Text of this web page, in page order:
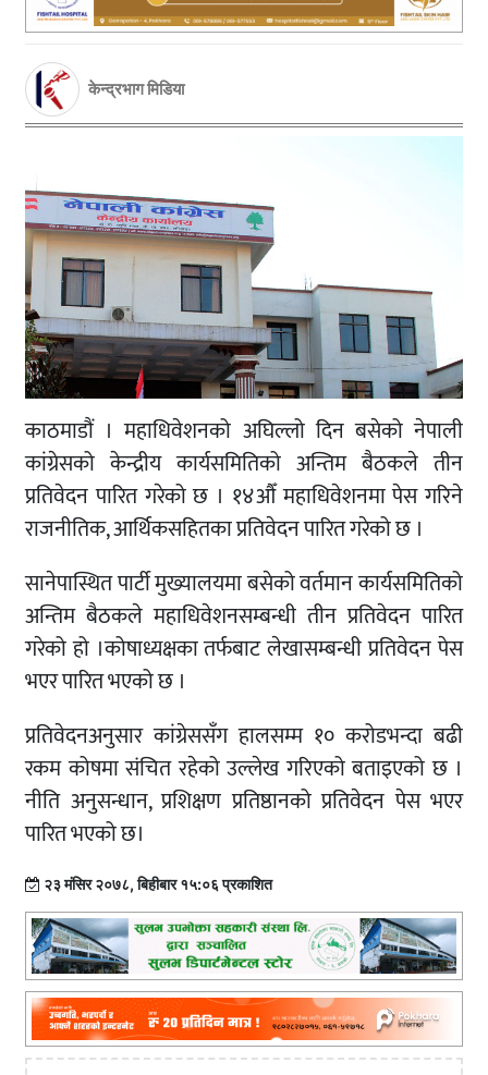
केन्द्रभाग मिडिया
काठमाडौं । महाधिवेशनको अघिल्लो दिन बसेको नेपाली
कांग्रेसको केन्द्रीय कार्यसमितिको अन्तिम बैठकले तीन
प्रतिवेदन पारित गरेको छ । १४औँ महाधिवेशनमा पेस गरिने
राजनीतिक, आर्थिकसहितका प्रतिवेदन पारित गरेको छ ।
सानेपास्थित पार्टी मुख्यालयमा बसेको वर्तमान कार्यसमितिको
अन्तिम बैठकले महाधिवेशनसम्बन्धी तीन प्रतिवेदन पारित
गरेको हो ।कोषाध्यक्षका तर्फबाट लेखासम्बन्धी प्रतिवेदन पेस
भएर पारित भएको छ ।
प्रतिवेदनअनुसार कांग्रेससँग हालसम्म १० करोडभन्दा बढी
रकम कोषमा संचित रहेको उल्लेख गरिएको बताइएको छ ।
नीति अनुसन्धान, प्रशिक्षण प्रतिष्ठानको प्रतिवेदन पेस भएर
पारित भएको छ।
२३ मंसिर २०७८, बिहीबार १५:०६ प्रकाशित